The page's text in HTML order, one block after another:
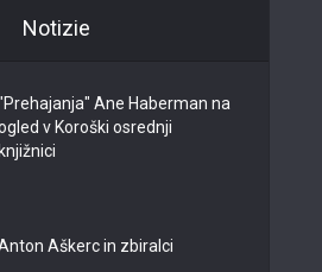
Notizie
Ane Haberman na
v Koroški osrednji
knjižnici
Aškerc in zbiralci